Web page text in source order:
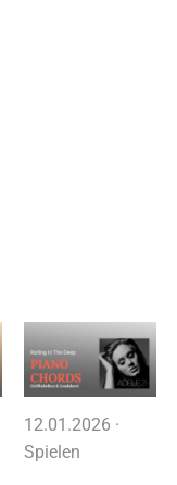
12.01.2026 ·
Spielen